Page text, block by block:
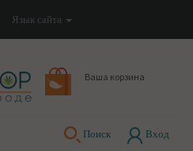
Язык сайта
Ваша корзина
Поиск Вход